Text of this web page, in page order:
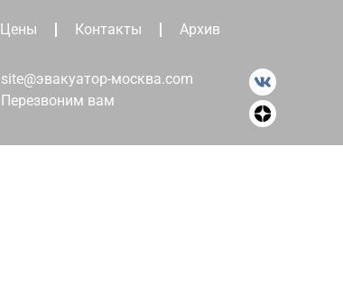
Цены Контакты Архив
site@эвакуатор-москва.com
Перезвоним вам